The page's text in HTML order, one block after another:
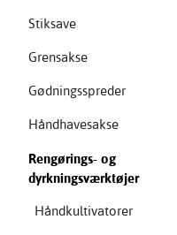
Stiksave
Grensakse
Gødningsspreder
Håndhavesakse
Rengørings- og
dyrkningsværktøjer
Håndkultivatorer